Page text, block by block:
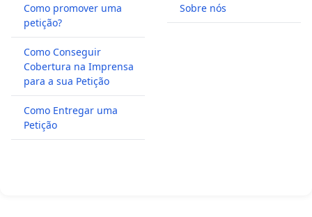
Como promover uma
petição?
Como Conseguir
Cobertura na Imprensa
para a sua Petição
Como Entregar uma
Petição
Sobre nós